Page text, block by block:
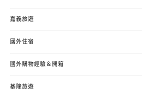
嘉義旅遊
國外住宿
國外購物經驗＆開箱
基隆旅遊